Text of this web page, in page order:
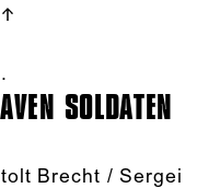
SOLDATEN
Brecht / Sergei